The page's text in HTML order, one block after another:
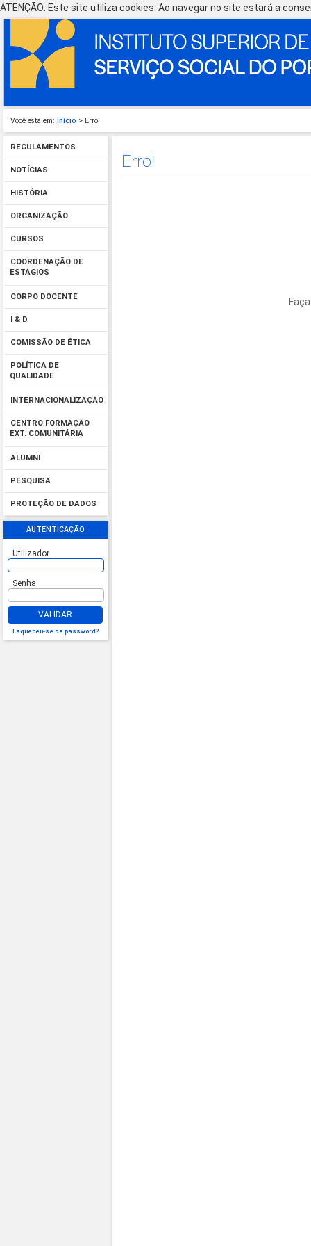
ATENÇÃO: Este site utiliza cookies. Ao navegar no site estará a
Você está em: Início > Erro!
REGULAMENTOS
NOTÍCIAS
HISTÓRIA
ORGANIZAÇÃO
CURSOS
COORDENAÇÃO DE
ESTÁGIOS
CORPO DOCENTE
I & D
COMISSÃO DE ÉTICA
POLÍTICA DE
QUALIDADE
INTERNACIONALIZAÇÃO
CENTRO FORMAÇÃO
EXT. COMUNITÁRIA
ALUMNI
PESQUISA
PROTEÇÃO DE DADOS
AUTENTICAÇÃO
Utilizador
Senha
VALIDAR
Esqueceu-se da password?
Erro!